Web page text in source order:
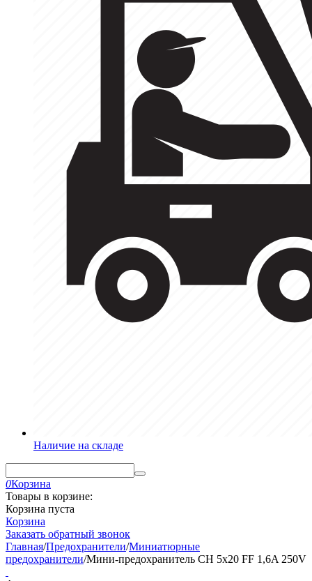
Наличие на складе
0Корзина
Товары в корзине:
Корзина пуста
Корзина
Заказать обратный звонок
Главная/Предохранители/Миниатюрные
предохранители/Мини-предохранитель CH 5x20 FF 1,6A 250V